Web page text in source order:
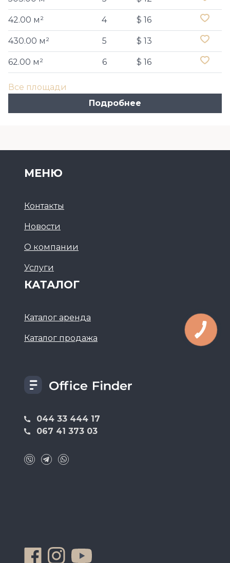
42.00 м² 4 $ 16
430.00 м² 5 $ 13
62.00 м² 6 $ 16
Все площади
Подробнее
044 33 444 17
067 41 373 03
МЕНЮ
Контакты
Новости
О компании
Услуги
КАТАЛОГ
Каталог аренда
Каталог продажа